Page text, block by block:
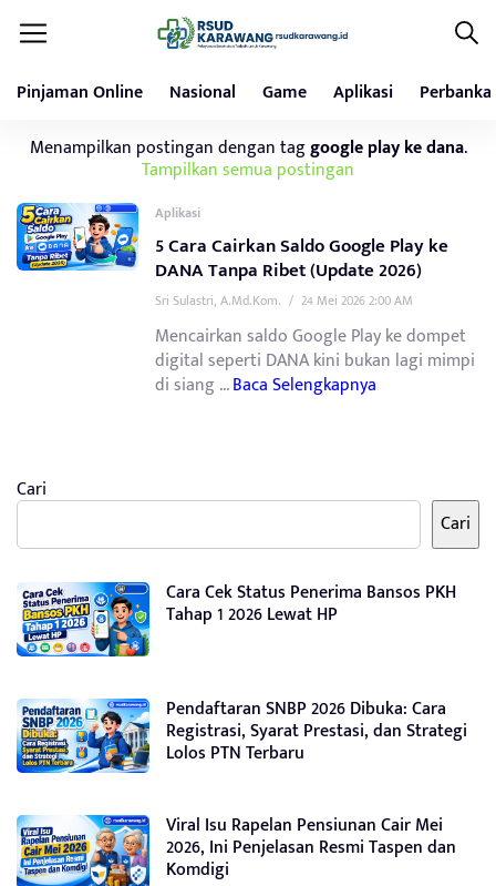
Pinjaman Online Nasional Game Aplikasi
Menampilkan postingan dengan taggoogle play ke dana.
Tampilkan semua postingan
Aplikasi
5 Cara Cairkan Saldo Google Play ke
DANA Tanpa Ribet (Update 2026)
Sri Sulastri, A.Md.Kom. / 24 Mei 2026 2:00 AM
Mencairkan saldo Google Play ke dompet
digital seperti DANA kini bukan lagi mimpi
di siang ...Baca Selengkapnya
Cari
Cari
Cara Cek Status Penerima Bansos PKH
Tahap 1 2026 Lewat HP
Pendaftaran SNBP 2026 Dibuka: Cara
Registrasi, Syarat Prestasi, dan Strategi
Lolos PTN Terbaru
Viral Isu Rapelan Pensiunan Cair Mei
2026, Ini Penjelasan Resmi Taspen dan
Komdigi